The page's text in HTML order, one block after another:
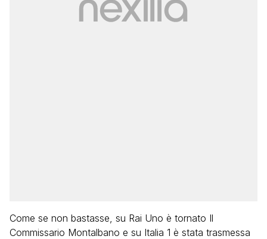
Come se non bastasse, su Rai Uno è tornato Il
Commissario Montalbano e su Italia 1 è stata trasmessa